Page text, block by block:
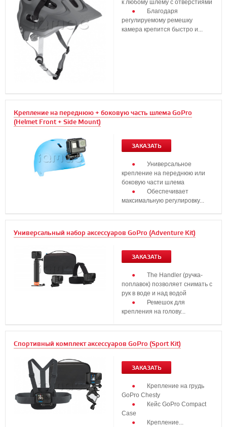
к любому шлему с отверстиями
Благодаря
регулируемому ремешку
камера крепится быстро и...
Крепление на переднюю + боковую часть шлема GoPro
(Helmet Front + Side Mount)
ЗАКАЗАТЬ
Универсальное
крепление на переднюю или
боковую части шлема
Обеспечивает
максимальную регулировку...
Универсальный набор аксессуаров GoPro (Adventure Kit)
ЗАКАЗАТЬ
The Handler (ручка-
поплавок) позволяет снимать с
рук в воде и над водой
Ремешок для
крепления на голову...
Спортивный комплект аксессуаров GoPro (Sport Kit)
ЗАКАЗАТЬ
Крепление на грудь
GoPro Chesty
Кейс GoPro Compact
Case
Крепление...